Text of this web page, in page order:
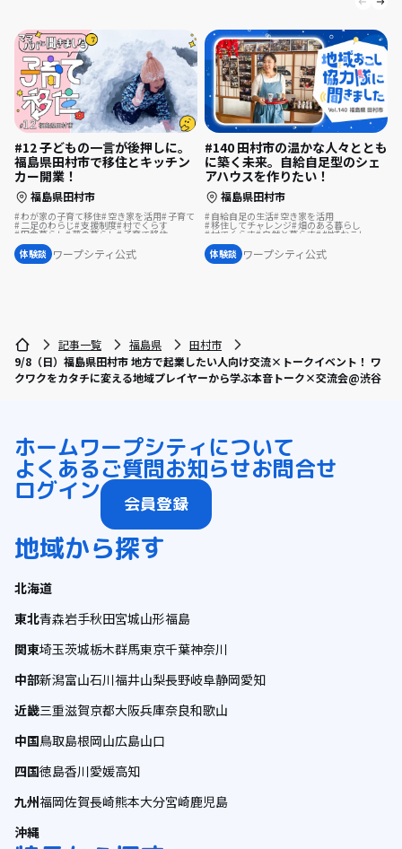
#12 子どもの一言が後押しに。
福島県田村市で移住とキッチン
カー開業！
福島県田村市
わが家の子育て移住 空き家を活用 子育て
二足のわらじ 支援制度 村でくらす
田舎暮らし 夢の暮らし 子育て移住
#わが家の子育て移住
温泉の近く
体験談 ワープシティ公式
#140 田村市の温かな人々ととも
に築く未来。自給自足型のシェ
アハウスを作りたい！
福島県田村市
自給自足の生活 空き家を活用
移住してチャレンジ 畑のある暮らし
村でくらす 自然と暮らす 地域おこし
移住を機に起業
地域おこし協力隊 スポーツで豊かに
古民家を活用 歴史をつむぐ
体験談 ワープシティ公式
記事一覧 福島県
田村市
9/8（日）福島県田村市 地方で起業したい人向け交流×トークイベント！ ワ
クワクをカタチに変える地域プレイヤーから学ぶ本音トーク×交流会@渋谷
ホームワープシティについて
よくあるご質問お知らせお問合せ
ログイン 会員登録
地域から探す
北海道
東北青森岩手秋田宮城山形福島
関東埼玉茨城栃木群馬東京千葉神奈川
中部新潟富山石川福井山梨長野岐阜静岡愛知
近畿三重滋賀京都大阪兵庫奈良和歌山
中国鳥取島根岡山広島山口
四国徳島香川愛媛高知
九州福岡佐賀長崎熊本大分宮崎鹿児島
沖縄